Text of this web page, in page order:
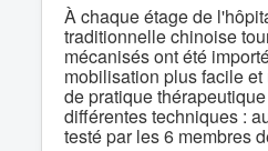
À chaque étage de
traditionnelle chinoise
mécanisés ont été
mobilisation plus facile
de pratique
différentes techniques :
testé par les 6 membres